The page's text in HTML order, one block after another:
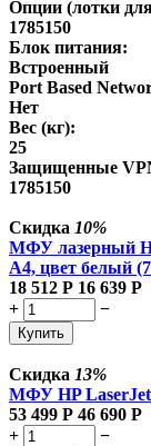
Опции (лотки
1785150
Блок питания:
Встроенный
Port Based
Нет
Вес (кг):
25
Защищенные
1785150
Скидка 10%
МФУ лазерный
A4, цвет белый
18 512 Р 16 639 Р
+
−
Купить
Скидка 13%
МФУ HP LaserJet
53 499 Р 46 690 Р
+
−